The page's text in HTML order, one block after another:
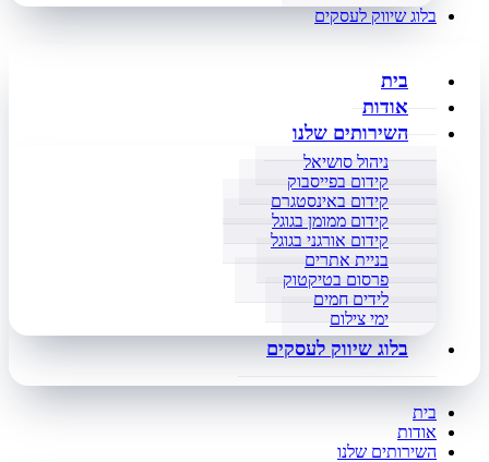
בלוג שיווק לעסקים
בית
אודות
השירותים שלנו
ניהול סושיאל
קידום בפייסבוק
קידום באינסטגרם
קידום ממומן בגוגל
קידום אורגני בגוגל
בניית אתרים
פרסום בטיקטוק
לידים חמים
ימי צילום
בלוג שיווק לעסקים
בית
אודות
השירותים שלנו